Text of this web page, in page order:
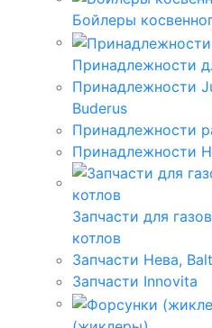
Бойлеры
Принадлежности
Принадлежности
Buderus
Принадлежности
Принадлежности
Запчасти для
котлов
Запчасти Нева,
Запчасти Innovita